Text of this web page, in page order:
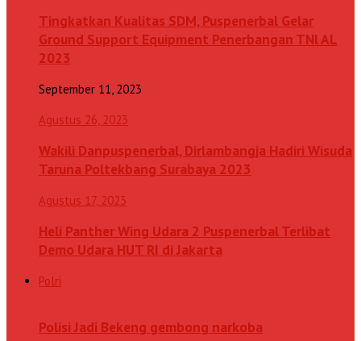
Tingkatkan Kualitas SDM, Puspenerbal Gelar
Ground Support Equipment Penerbangan TNl AL
2023
September 11, 2023
Agustus 26, 2023
Wakili Danpuspenerbal, Dirlambangja Hadiri Wisuda
Taruna Poltekbang Surabaya 2023
Agustus 17, 2023
Heli Panther Wing Udara 2 Puspenerbal Terlibat
Demo Udara HUT RI di Jakarta
Polri
Polisi Jadi Bekeng gembong narkoba